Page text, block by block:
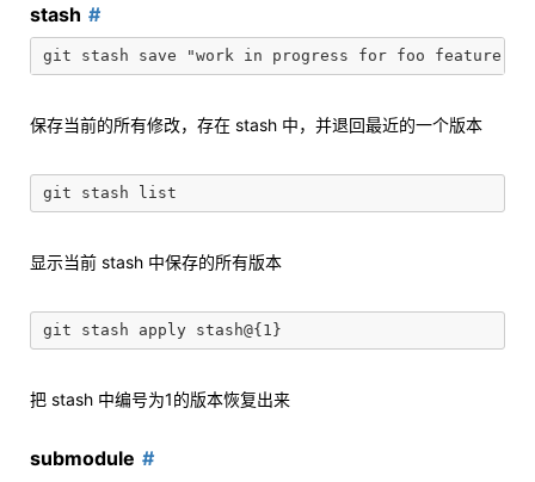
stash
保存当前的所有修改，存在 stash 中，并退回最近的一个版本
显示当前 stash 中保存的所有版本
把 stash 中编号为1的版本恢复出来
submodule